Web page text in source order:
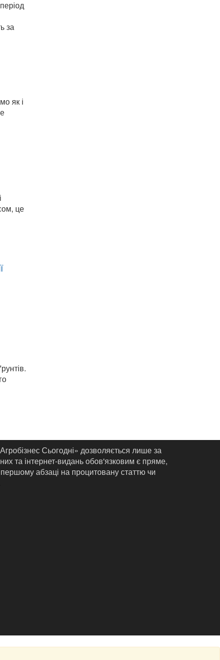
за
як і
це
Сьогодні» дозволяється лише за
та інтернет-видань обов'язковим є пряме,
абзаці на процитовану статтю чи